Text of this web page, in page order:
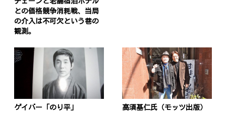
との価格競争消耗戦、当局
の介入は不可欠という巷の
観測。
ゲイバー「のり平」
高須基仁氏（モッツ出版）